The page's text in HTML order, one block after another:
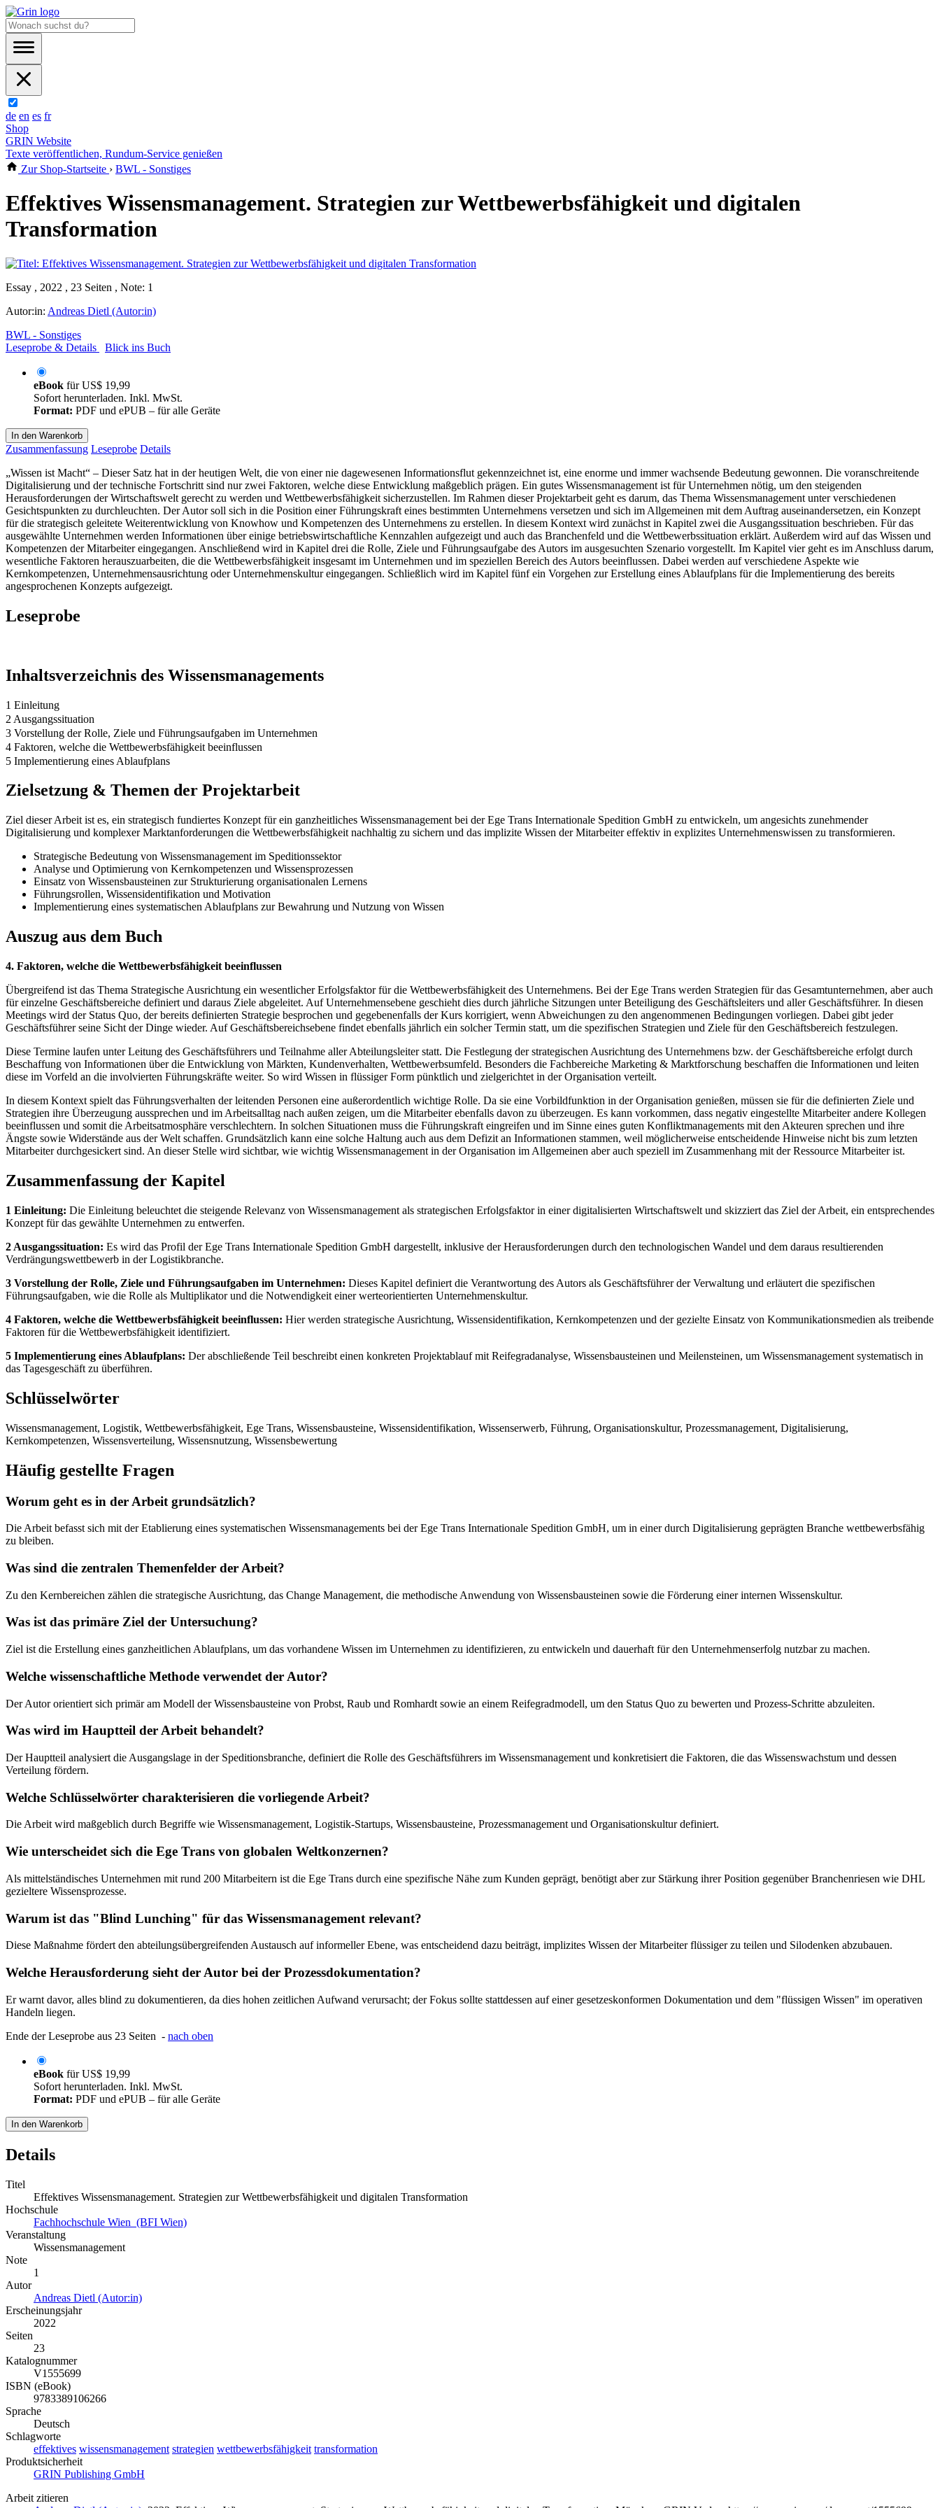
de en es fr
Shop
GRIN Website
Texte veröffentlichen, Rundum-Service genießen
Zur Shop-Startseite › BWL - Sonstiges
Effektives Wissensmanagement. Strategien zur Wettbewerbsfähigkeit und digitalen
Transformation
Essay , 2022 , 23 Seiten , Note: 1
Autor:in: Andreas Dietl (Autor:in)
BWL - Sonstiges
Leseprobe & Details
Blick ins Buch
eBook fürUS$ 19,99
Sofort herunterladen. Inkl. MwSt.
Format: PDF und ePUB – für alle Geräte
In den Warenkorb
Zusammenfassung Leseprobe Details
„Wissen ist Macht“ – Dieser Satz hat in der heutigen Welt, die von einer nie dagewesenen Informationsflut gekennzeichnet ist, eine enorme und immer wachsende Bedeutung gewonnen. Die voranschreitende
Digitalisierung und der technische Fortschritt sind nur zwei Faktoren, welche diese Entwicklung maßgeblich prägen. Ein gutes Wissensmanagement ist für Unternehmen nötig, um den steigenden
Herausforderungen der Wirtschaftswelt gerecht zu werden und Wettbewerbsfähigkeit sicherzustellen. Im Rahmen dieser Projektarbeit geht es darum, das Thema Wissensmanagement unter verschiedenen
Gesichtspunkten zu durchleuchten. Der Autor soll sich in die Position einer Führungskraft eines bestimmten Unternehmens versetzen und sich im Allgemeinen mit dem Auftrag auseinandersetzen, ein Konzept
für die strategisch geleitete Weiterentwicklung von Knowhow und Kompetenzen des Unternehmens zu erstellen. In diesem Kontext wird zunächst in Kapitel zwei die Ausgangssituation beschrieben. Für das
ausgewählte Unternehmen werden Informationen über einige betriebswirtschaftliche Kennzahlen aufgezeigt und auch das Branchenfeld und die Wettbewerbssituation erklärt. Außerdem wird auf das Wissen und
Kompetenzen der Mitarbeiter eingegangen. Anschließend wird in Kapitel drei die Rolle, Ziele und Führungsaufgabe des Autors im ausgesuchten Szenario vorgestellt. Im Kapitel vier geht es im Anschluss darum,
wesentliche Faktoren herauszuarbeiten, die die Wettbewerbsfähigkeit insgesamt im Unternehmen und im speziellen Bereich des Autors beeinflussen. Dabei werden auf verschiedene Aspekte wie
Kernkompetenzen, Unternehmensausrichtung oder Unternehmenskultur eingegangen. Schließlich wird im Kapitel fünf ein Vorgehen zur Erstellung eines Ablaufplans für die Implementierung des bereits
angesprochenen Konzepts aufgezeigt.
Leseprobe
Inhaltsverzeichnis des Wissensmanagements
1 Einleitung
2 Ausgangssituation
3 Vorstellung der Rolle, Ziele und Führungsaufgaben im Unternehmen
4 Faktoren, welche die Wettbewerbsfähigkeit beeinflussen
5 Implementierung eines Ablaufplans
Zielsetzung & Themen der Projektarbeit
Ziel dieser Arbeit ist es, ein strategisch fundiertes Konzept für ein ganzheitliches Wissensmanagement bei der Ege Trans Internationale Spedition GmbH zu entwickeln, um angesichts zunehmender
Digitalisierung und komplexer Marktanforderungen die Wettbewerbsfähigkeit nachhaltig zu sichern und das implizite Wissen der Mitarbeiter effektiv in explizites Unternehmenswissen zu transformieren.
Strategische Bedeutung von Wissensmanagement im Speditionssektor
Analyse und Optimierung von Kernkompetenzen und Wissensprozessen
Einsatz von Wissensbausteinen zur Strukturierung organisationalen Lernens
Führungsrollen, Wissensidentifikation und Motivation
Implementierung eines systematischen Ablaufplans zur Bewahrung und Nutzung von Wissen
Auszug aus dem Buch
4. Faktoren, welche die Wettbewerbsfähigkeit beeinflussen
Übergreifend ist das Thema Strategische Ausrichtung ein wesentlicher Erfolgsfaktor für die Wettbewerbsfähigkeit des Unternehmens. Bei der Ege Trans werden Strategien für das Gesamtunternehmen, aber auch
für einzelne Geschäftsbereiche definiert und daraus Ziele abgeleitet. Auf Unternehmensebene geschieht dies durch jährliche Sitzungen unter Beteiligung des Geschäftsleiters und aller Geschäftsführer. In diesen
Meetings wird der Status Quo, der bereits definierten Strategie besprochen und gegebenenfalls der Kurs korrigiert, wenn Abweichungen zu den angenommenen Bedingungen vorliegen. Dabei gibt jeder
Geschäftsführer seine Sicht der Dinge wieder. Auf Geschäftsbereichsebene findet ebenfalls jährlich ein solcher Termin statt, um die spezifischen Strategien und Ziele für den Geschäftsbereich festzulegen.
Diese Termine laufen unter Leitung des Geschäftsführers und Teilnahme aller Abteilungsleiter statt. Die Festlegung der strategischen Ausrichtung des Unternehmens bzw. der Geschäftsbereiche erfolgt durch
Beschaffung von Informationen über die Entwicklung von Märkten, Kundenverhalten, Wettbewerbsumfeld. Besonders die Fachbereiche Marketing & Marktforschung beschaffen die Informationen und leiten
diese im Vorfeld an die involvierten Führungskräfte weiter. So wird Wissen in flüssiger Form pünktlich und zielgerichtet in der Organisation verteilt.
In diesem Kontext spielt das Führungsverhalten der leitenden Personen eine außerordentlich wichtige Rolle. Da sie eine Vorbildfunktion in der Organisation genießen, müssen sie für die definierten Ziele und
Strategien ihre Überzeugung aussprechen und im Arbeitsalltag nach außen zeigen, um die Mitarbeiter ebenfalls davon zu überzeugen. Es kann vorkommen, dass negativ eingestellte Mitarbeiter andere Kollegen
beeinflussen und somit die Arbeitsatmosphäre verschlechtern. In solchen Situationen muss die Führungskraft eingreifen und im Sinne eines guten Konfliktmanagements mit den Akteuren sprechen und ihre
Ängste sowie Widerstände aus der Welt schaffen. Grundsätzlich kann eine solche Haltung auch aus dem Defizit an Informationen stammen, weil möglicherweise entscheidende Hinweise nicht bis zum letzten
Mitarbeiter durchgesickert sind. An dieser Stelle wird sichtbar, wie wichtig Wissensmanagement in der Organisation im Allgemeinen aber auch speziell im Zusammenhang mit der Ressource Mitarbeiter ist.
Zusammenfassung der Kapitel
1 Einleitung: Die Einleitung beleuchtet die steigende Relevanz von Wissensmanagement als strategischen Erfolgsfaktor in einer digitalisierten Wirtschaftswelt und skizziert das Ziel der Arbeit, ein entsprechendes
Konzept für das gewählte Unternehmen zu entwerfen.
2 Ausgangssituation: Es wird das Profil der Ege Trans Internationale Spedition GmbH dargestellt, inklusive der Herausforderungen durch den technologischen Wandel und dem daraus resultierenden
Verdrängungswettbewerb in der Logistikbranche.
3 Vorstellung der Rolle, Ziele und Führungsaufgaben im Unternehmen: Dieses Kapitel definiert die Verantwortung des Autors als Geschäftsführer der Verwaltung und erläutert die spezifischen
Führungsaufgaben, wie die Rolle als Multiplikator und die Notwendigkeit einer werteorientierten Unternehmenskultur.
4 Faktoren, welche die Wettbewerbsfähigkeit beeinflussen: Hier werden strategische Ausrichtung, Wissensidentifikation, Kernkompetenzen und der gezielte Einsatz von Kommunikationsmedien als treibende
Faktoren für die Wettbewerbsfähigkeit identifiziert.
5 Implementierung eines Ablaufplans: Der abschließende Teil beschreibt einen konkreten Projektablauf mit Reifegradanalyse, Wissensbausteinen und Meilensteinen, um Wissensmanagement systematisch in
das Tagesgeschäft zu überführen.
Schlüsselwörter
Wissensmanagement, Logistik, Wettbewerbsfähigkeit, Ege Trans, Wissensbausteine, Wissensidentifikation, Wissenserwerb, Führung, Organisationskultur, Prozessmanagement, Digitalisierung,
Kernkompetenzen, Wissensverteilung, Wissensnutzung, Wissensbewertung
Häufig gestellte Fragen
Worum geht es in der Arbeit grundsätzlich?
Die Arbeit befasst sich mit der Etablierung eines systematischen Wissensmanagements bei der Ege Trans Internationale Spedition GmbH, um in einer durch Digitalisierung geprägten Branche wettbewerbsfähig
zu bleiben.
Was sind die zentralen Themenfelder der Arbeit?
Zu den Kernbereichen zählen die strategische Ausrichtung, das Change Management, die methodische Anwendung von Wissensbausteinen sowie die Förderung einer internen Wissenskultur.
Was ist das primäre Ziel der Untersuchung?
Ziel ist die Erstellung eines ganzheitlichen Ablaufplans, um das vorhandene Wissen im Unternehmen zu identifizieren, zu entwickeln und dauerhaft für den Unternehmenserfolg nutzbar zu machen.
Welche wissenschaftliche Methode verwendet der Autor?
Der Autor orientiert sich primär am Modell der Wissensbausteine von Probst, Raub und Romhardt sowie an einem Reifegradmodell, um den Status Quo zu bewerten und Prozess-Schritte abzuleiten.
Was wird im Hauptteil der Arbeit behandelt?
Der Hauptteil analysiert die Ausgangslage in der Speditionsbranche, definiert die Rolle des Geschäftsführers im Wissensmanagement und konkretisiert die Faktoren, die das Wissenswachstum und dessen
Verteilung fördern.
Welche Schlüsselwörter charakterisieren die vorliegende Arbeit?
Die Arbeit wird maßgeblich durch Begriffe wie Wissensmanagement, Logistik-Startups, Wissensbausteine, Prozessmanagement und Organisationskultur definiert.
Wie unterscheidet sich die Ege Trans von globalen Weltkonzernen?
Als mittelständisches Unternehmen mit rund 200 Mitarbeitern ist die Ege Trans durch eine spezifische Nähe zum Kunden geprägt, benötigt aber zur Stärkung ihrer Position gegenüber Branchenriesen wie DHL
gezieltere Wissensprozesse.
Warum ist das "Blind Lunching" für das Wissensmanagement relevant?
Diese Maßnahme fördert den abteilungsübergreifenden Austausch auf informeller Ebene, was entscheidend dazu beiträgt, implizites Wissen der Mitarbeiter flüssiger zu teilen und Silodenken abzubauen.
Welche Herausforderung sieht der Autor bei der Prozessdokumentation?
Er warnt davor, alles blind zu dokumentieren, da dies hohen zeitlichen Aufwand verursacht; der Fokus sollte stattdessen auf einer gesetzeskonformen Dokumentation und dem "flüssigen Wissen" im operativen
Handeln liegen.
Ende der Leseprobe aus 23 Seiten - nach oben
eBook fürUS$ 19,99
Sofort herunterladen. Inkl. MwSt.
Format: PDF und ePUB – für alle Geräte
In den Warenkorb
Details
Titel
Effektives Wissensmanagement. Strategien zur Wettbewerbsfähigkeit und digitalen Transformation
Hochschule
Fachhochschule Wien (BFI Wien)
Veranstaltung
Wissensmanagement
Note
1
Autor
Andreas Dietl (Autor:in)
Erscheinungsjahr
2022
Seiten
23
Katalognummer
V1555699
ISBN (eBook)
9783389106266
Sprache
Deutsch
Schlagworte
effektives wissensmanagement strategien wettbewerbsfähigkeit transformation
Produktsicherheit
GRIN Publishing GmbH
Arbeit zitieren